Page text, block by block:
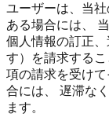
ユーザーは、当
ある場合には、
個人情報の訂正
す）を請求する
項の請求を受け
合には、 遅滞な
ます。